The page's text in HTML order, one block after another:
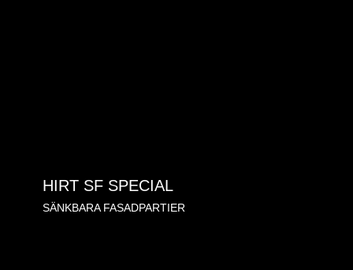
HIRT SF SPECIAL
SÄNKBARA FASADPARTIER